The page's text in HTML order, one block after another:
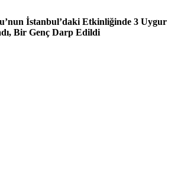
İstanbul’daki Etkinliğinde 3 Uygur
Bir Genç Darp Edildi